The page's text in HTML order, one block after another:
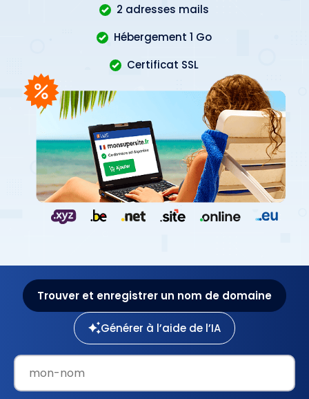
2 adresses mails
Hébergement 1 Go
Certificat SSL
Trouver et enregistrer un nom de domaine
Générer à l’aide de l’IA